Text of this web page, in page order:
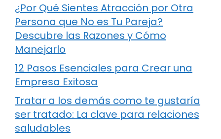
¿Por Qué Sientes Atracción por Otra
Persona que No es Tu Pareja?
Descubre las Razones y Cómo
Manejarlo
12 Pasos Esenciales para Crear una
Empresa Exitosa
Tratar a los demás como te gustaría
ser tratado: La clave para relaciones
saludables